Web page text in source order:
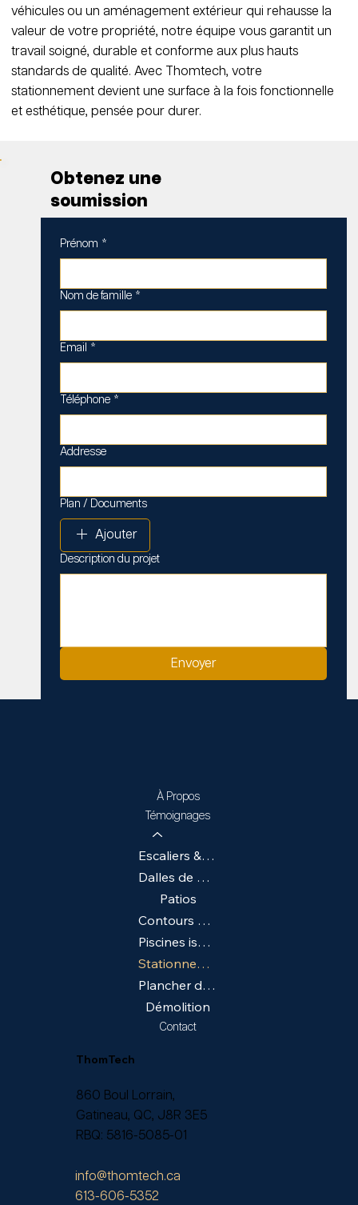
véhicules ou un aménagement extérieur qui rehausse la
valeur de votre propriété, notre équipe vous garantit un
travail soigné, durable et conforme aux plus hauts
standards de qualité. Avec Thomtech, votre
stationnement devient une surface à la fois fonctionnelle
et esthétique, pensée pour durer.
Obtenez une
soumission
Prénom *
Nom de famille *
Email *
Téléphone *
Addresse
Plan / Documents
Ajouter
Description du projet
Envoyer
À Propos
Témoignages
Escaliers & Trottoirs
Dalles de béton
Patios
Contours de piscine
Piscines isolées
​Stationnements
Plancher de sous-sol
Démolition
Contact
ThomTech
860 Boul Lorrain,
Gatineau, QC, J8R 3E5
RBQ: 5816-5085-01
info@thomtech.ca
613-606-5352